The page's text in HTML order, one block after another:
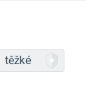
těžké